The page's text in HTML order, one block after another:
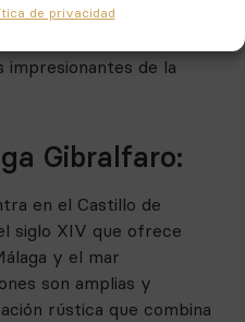
de privacidad
El hotel también
impresionantes de la
Gibralfaro:
en el Castillo de
siglo XIV que ofrece
y el mar
son amplias y
rústica que combina